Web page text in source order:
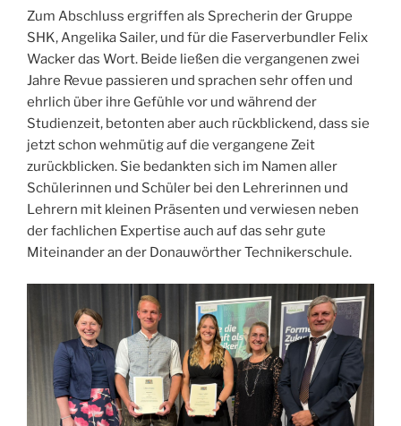
Zum Abschluss ergriffen als Sprecherin der Gruppe
SHK, Angelika Sailer, und für die Faserverbundler Felix
Wacker das Wort. Beide ließen die vergangenen zwei
Jahre Revue passieren und sprachen sehr offen und
ehrlich über ihre Gefühle vor und während der
Studienzeit, betonten aber auch rückblickend, dass sie
jetzt schon wehmütig auf die vergangene Zeit
zurückblicken. Sie bedankten sich im Namen aller
Schülerinnen und Schüler bei den Lehrerinnen und
Lehrern mit kleinen Präsenten und verwiesen neben
der fachlichen Expertise auch auf das sehr gute
Miteinander an der Donauwörther Technikerschule.